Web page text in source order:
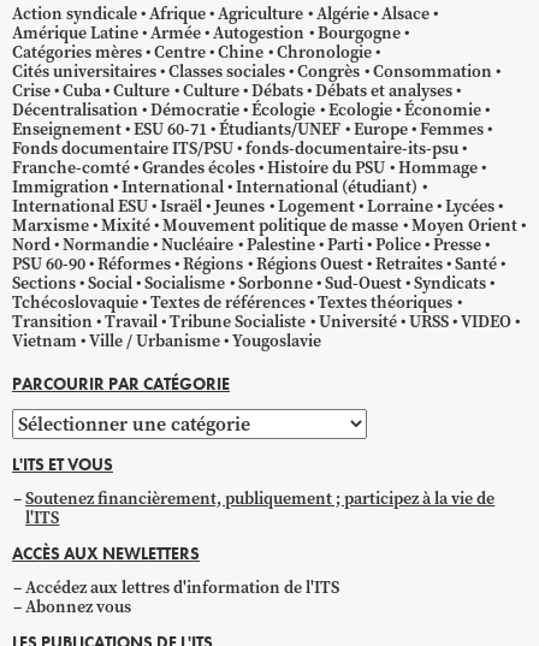
Action syndicale Afrique Agriculture Algérie Alsace
Amérique Latine Armée Autogestion
Bourgogne
Catégories mères Centre Chine Chronologie
Cités universitaires Classes sociales Congrès Consommation
Crise Cuba Culture Culture Débats Débats et analyses
Décentralisation Démocratie Écologie Ecologie Économie
Enseignement ESU 60-71 Étudiants/UNEF Europe Femmes
Fonds documentaire ITS/PSU fonds-documentaire-its-psu
Franche-comté Grandes écoles Histoire du PSU Hommage
Immigration International International (étudiant)
International ESU Israël Jeunes Logement Lorraine Lycées
Marxisme Mixité Mouvement politique de masse Moyen Orient
Nord Normandie Nucléaire Palestine Parti Police Presse
PSU 60-90 Réformes Régions Régions Ouest Retraites Santé
Sections Social Socialisme Sorbonne Sud-Ouest Syndicats
Tchécoslovaquie Textes de références Textes théoriques
Transition Travail Tribune Socialiste Université URSS VIDEO
Vietnam Ville / Urbanisme Yougoslavie
PARCOURIR PAR CATÉGORIE
Parcourir
par
catégorie
L'ITS ET VOUS
Soutenez financièrement, publiquement ; participez à la vie de
l'ITS
ACCÈS AUX NEWLETTERS
Accédez aux lettres d'information de l'ITS
Abonnez vous